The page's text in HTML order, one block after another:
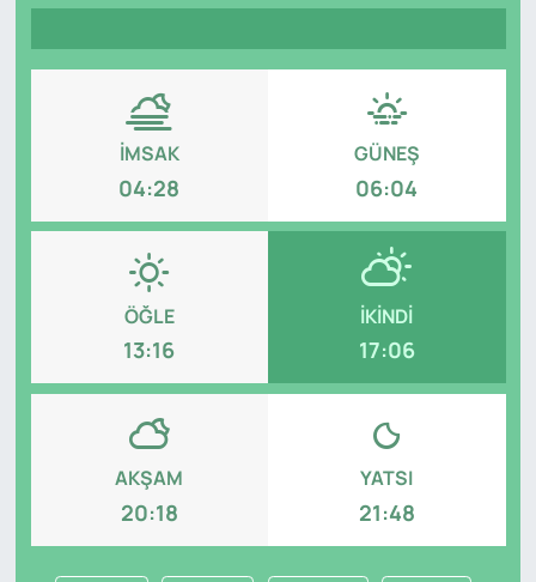
İMSAK
04:28
GÜNEŞ
06:04
ÖĞLE
13:16
İKINDI
17:06
AKŞAM
20:18
YATSI
21:48
Genel
Gündem
Özel Haber
POLİTİKA
Siyaset